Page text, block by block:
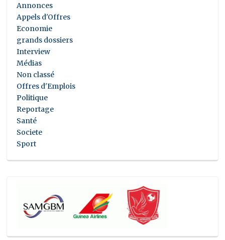
Annonces
Appels d'Offres
Economie
grands dossiers
Interview
Médias
Non classé
Offres d'Emplois
Politique
Reportage
Santé
Societe
Sport